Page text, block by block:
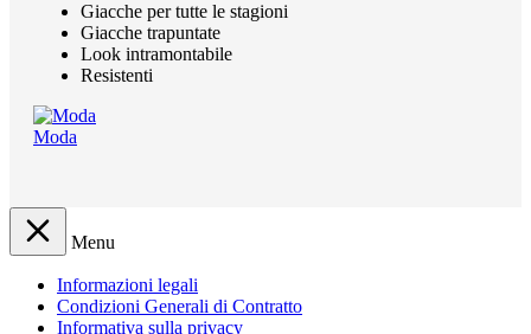
Giacche per tutte le stagioni
Giacche trapuntate
Look intramontabile
Resistenti
Moda
Menu
Informazioni legali
Condizioni Generali di Contratto
Informativa sulla privacy